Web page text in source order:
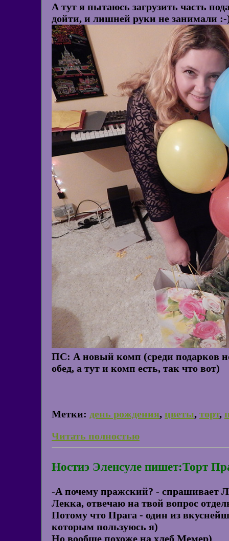
А тут я пытаюсь загрузить часть
дойти, и лишней руки не занимали :-
ПС: А новый комп (среди подарков
обед, а тут и комп есть, так что вот)
Метки: день рождения, цветы, торт,
Читать полностью
Ностиэ Эленсуле пишет:Торт
-А почему пражский? - спрашивает
Лекка, отвечаю на твой вопрос
Потому что Прага - один из
которым пользуюсь я)
Но вообще похоже на хлеб Мемер)